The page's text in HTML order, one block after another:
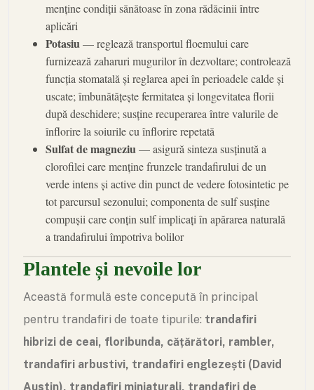
menține condiții sănătoase în zona rădăcinii între
aplicări
Potasiu— reglează transportul floemului care
furnizează zaharuri mugurilor în dezvoltare; controlează
funcția stomatală și reglarea apei în perioadele calde și
uscate; îmbunătățește fermitatea și longevitatea florii
după deschidere; susține recuperarea între valurile de
înflorire la soiurile cu înflorire repetată
Sulfat de magneziu— asigură sinteza susținută a
clorofilei care menține frunzele trandafirului de un
verde intens și active din punct de vedere fotosintetic pe
tot parcursul sezonului; componenta de sulf susține
compușii care conțin sulf implicați în apărarea naturală
a trandafirului împotriva bolilor
Plantele și nevoile lor
Această formulă este concepută în principal
pentru trandafiri de toate tipurile: trandafiri
hibrizi de ceai, floribunda, cățărători, rambler,
trandafiri arbustivi, trandafiri englezești (David
Austin), trandafiri miniaturali, trandafiri de